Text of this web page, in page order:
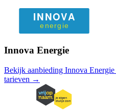
Innova Energie
Bekijk aanbieding Innova Energie
tarieven →